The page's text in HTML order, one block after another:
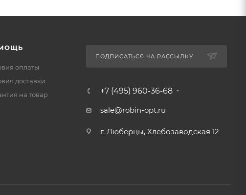
оплаты
доставки
на товар
ПОДПИСАТЬСЯ НА РАССЫЛКУ
+7 (495) 960-36-68
sale@robin-opt.ru
г. Люберцы, Хлебозаводская 12